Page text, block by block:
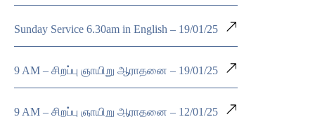
Sunday Service 6.30am in English – 19/01/25
9 AM – சிறப்பு ஞாயிறு ஆராதனை – 19/01/25
9 AM – சிறப்பு ஞாயிறு ஆராதனை – 12/01/25